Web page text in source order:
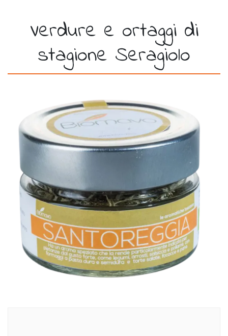
Verdure e ortaggi di
stagione Seragiolo